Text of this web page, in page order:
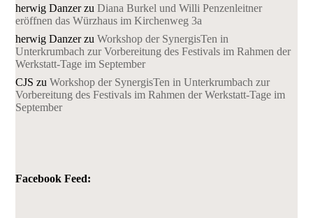
herwig DanzerzuDiana Burkel und Willi Penzenleitner
eröffnen das Würzhaus im Kirchenweg 3a
herwig DanzerzuWorkshop der SynergisTen in
Unterkrumbach zur Vorbereitung des Festivals im Rahmen der
Werkstatt-Tage im September
CJS zuWorkshop der SynergisTen in Unterkrumbach zur
Vorbereitung des Festivals im Rahmen der Werkstatt-Tage im
September
Facebook Feed: